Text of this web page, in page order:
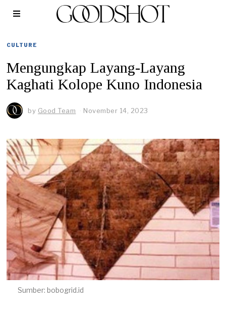
CULTURE
Mengungkap Layang-Layang
Kaghati Kolope Kuno Indonesia
by Good Team November 14, 2023
Sumber: bobogrid.id